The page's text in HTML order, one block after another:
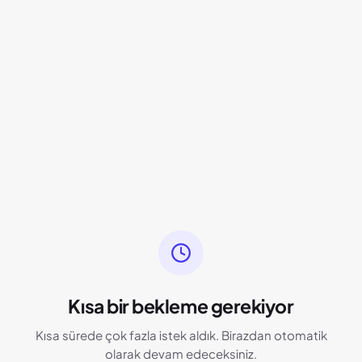
Kısa bir bekleme gerekiyor
Kısa sürede çok fazla istek aldık. Birazdan otomatik
olarak devam edeceksiniz.